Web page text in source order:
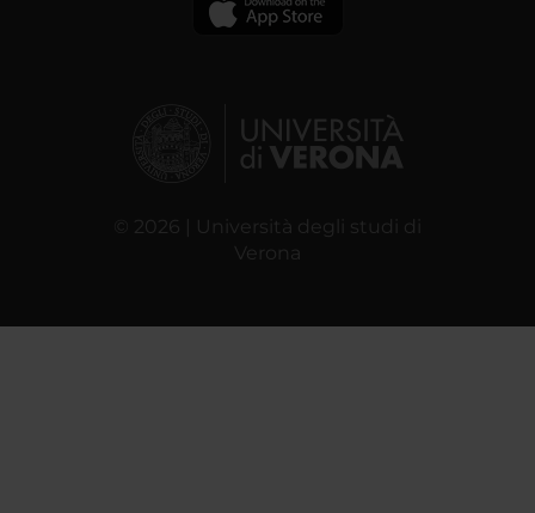
© 2026 | Università degli studi di
Verona